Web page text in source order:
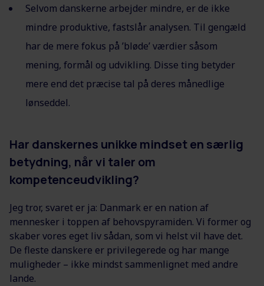
Selvom danskerne arbejder mindre, er de ikke
mindre produktive, fastslår analysen. Til gengæld
har de mere fokus på ’bløde’ værdier såsom
mening, formål og udvikling. Disse ting betyder
mere end det præcise tal på deres månedlige
lønseddel.
Har danskernes unikke mindset en særlig
betydning, når vi taler om
kompetenceudvikling?
Jeg tror, svaret er ja: Danmark er en nation af
mennesker i toppen af behovspyramiden. Vi former og
skaber vores eget liv sådan, som vi helst vil have det.
De fleste danskere er privilegerede og har mange
muligheder – ikke mindst sammenlignet med andre
lande.